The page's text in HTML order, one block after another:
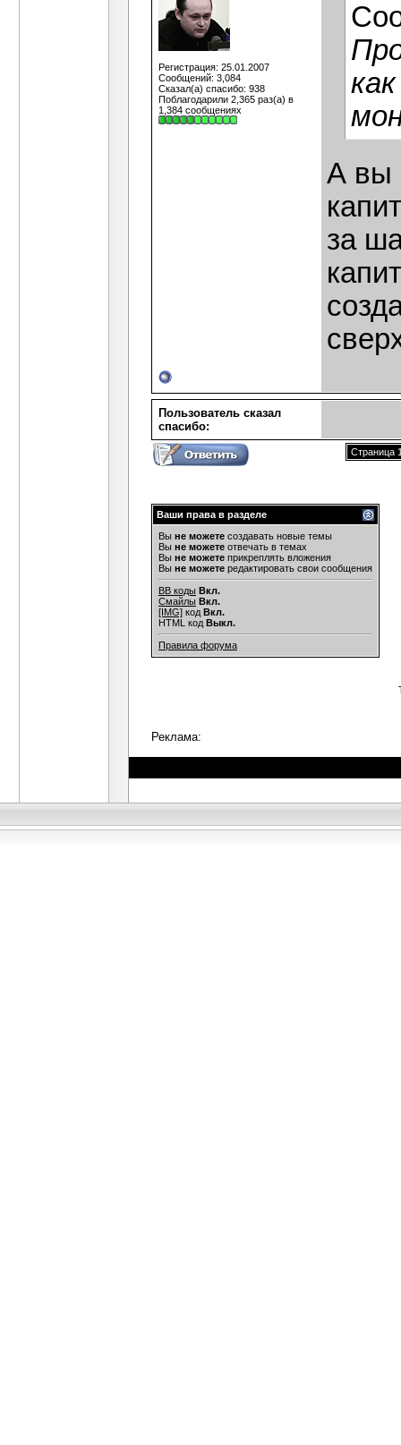
Регистрация: 25.01.2007
Сообщений: 3,084
Сказал(а) спасибо: 938
Поблагодарили 2,365 раз(а) в
1,384 сообщениях
А вы
за
Пользователь сказал
cпасибо:
Страница
Ваши права в разделе
Вы не можете создавать новые темы
Вы не можете отвечать в темах
Вы не можете прикреплять вложения
Вы не можете редактировать свои сообщения
BB коды Вкл.
Смайлы Вкл.
[IMG] код Вкл.
HTML код Выкл.
Правила форума
Реклама: